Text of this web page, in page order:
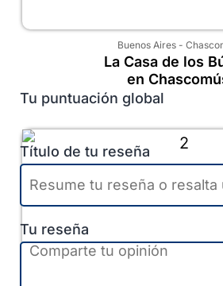
Buenos Aires-
La Casa de los
en
Tu puntuación global
Título de tu reseña
Tu reseña